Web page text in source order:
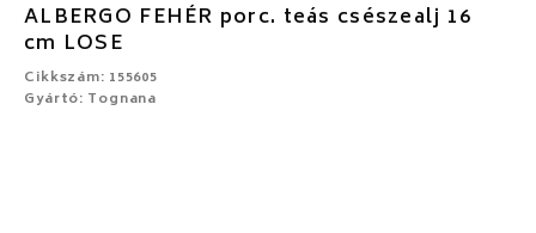
ALBERGO FEHÉR porc. teás csészealj 16
cm LOSE
Cikkszám: 155605
Gyártó: Tognana